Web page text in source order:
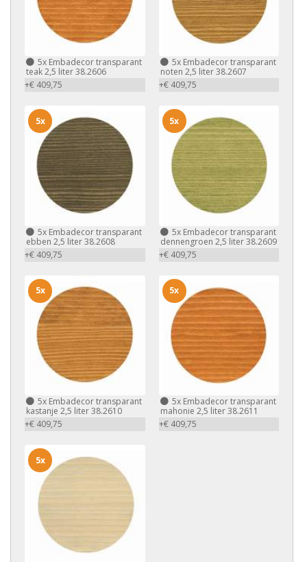
5x Embadecor transparant
teak 2,5 liter 38.2606
+€ 409,75
5xEmbadecor transparant
noten 2,5 liter 38.2607
+€ 409,75
5x Embadecor transparant
ebben 2,5 liter 38.2608
+€ 409,75
5x
5xEmbadecor transparant
dennengroen 2,5 liter 38.2609
+€ 409,75
5x
5x Embadecor transparant
kastanje 2,5 liter 38.2610
+€ 409,75
5x
5xEmbadecor transparant
mahonie 2,5 liter 38.2611
+€ 409,75
5x
5x